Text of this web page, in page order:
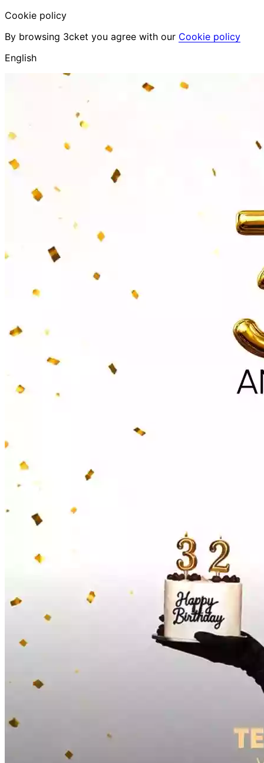
Cookie policy
By browsing 3cket you agree with our Cookie policy
English